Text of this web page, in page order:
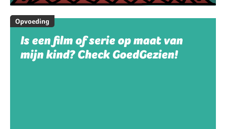
Opvoeding
Is een film of serie op maat van
mijn kind? Check GoedGezien!